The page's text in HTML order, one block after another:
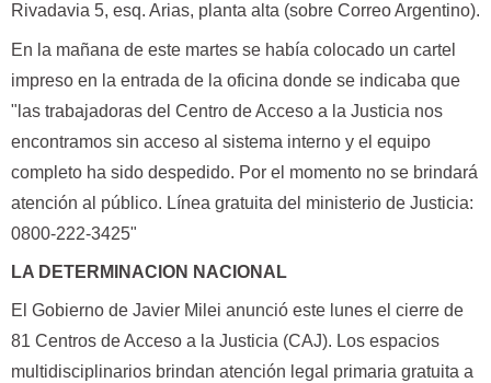
Rivadavia 5, esq. Arias, planta alta (sobre Correo Argentino).
En la mañana de este martes se había colocado un cartel
impreso en la entrada de la oficina donde se indicaba que
"las trabajadoras del Centro de Acceso a la Justicia nos
encontramos sin acceso al sistema interno y el equipo
completo ha sido despedido. Por el momento no se brindará
atención al público. Línea gratuita del ministerio de Justicia:
0800-222-3425"
LA DETERMINACION NACIONAL
El Gobierno de Javier Milei anunció este lunes el cierre de
81 Centros de Acceso a la Justicia (CAJ). Los espacios
multidisciplinarios brindan atención legal primaria gratuita a